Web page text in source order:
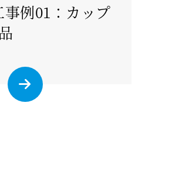
例01：カップ